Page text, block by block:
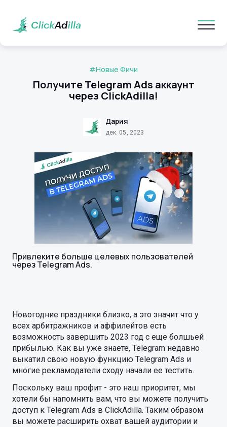
Получите Telegram Ads аккаунт
через ClickAdilla!
#Новые Фичи
Дария
дек. 05, 2023
Привлеките больше целевых пользователей
через Telegram Ads.
Новогодние праздники близко, а это значит что у
всех арбитражников и аффилейтов есть
возможность завершить 2023 год с еще болшьей
прибылью. Как вы уже знаете, Telegram недавно
выкатил свою новую функцию Telegram Ads и
многие рекламодатели сходу начали ее тестить.
Поскольку ваш профит - это наш приоритет, мы
хотели бы напомнить вам, что вы можете получить
доступ к Telegram Ads в ClickAdilla. Таким образом
вы можете расширить охват вашей аудитории и